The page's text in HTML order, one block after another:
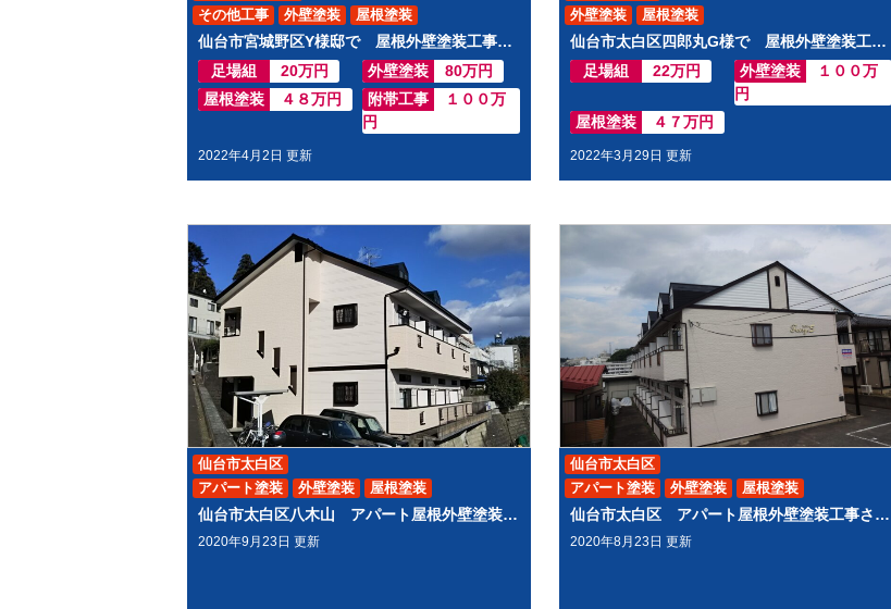
仙台市宮城野区Y様邸で 屋根外壁塗装工事させて頂きました
足場組
20万円 外壁塗装
80万円
屋根塗装
４８万円 附帯工事
１００万
円
2022年4月2日 更新
その他工事 外壁塗装 屋根塗装
仙台市太白区四郎丸G様で 屋根外壁塗装工事させて頂きました
足場組
22万円 外壁塗装
１００万
円
屋根塗装
４７万円
2022年3月29日 更新
外壁塗装 屋根塗装
仙台市太白区八木山 アパート屋根外壁塗装工事させて頂きました
2020年9月23日 更新
アパート塗装 外壁塗装 屋根塗装
仙台市太白区
仙台市太白区 アパート屋根外壁塗装工事させて頂きました
2020年8月23日 更新
アパート塗装 外壁塗装 屋根塗装
仙台市太白区